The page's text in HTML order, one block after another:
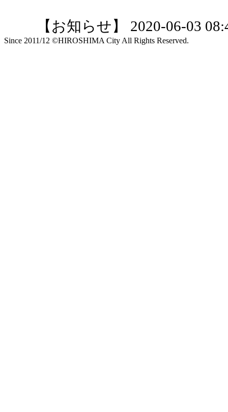
【お知らせ】 2020-06-03
Since 2011/12 ©HIROSHIMA City All Rights Reserved.